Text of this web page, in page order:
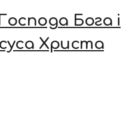
Бога і
Христа